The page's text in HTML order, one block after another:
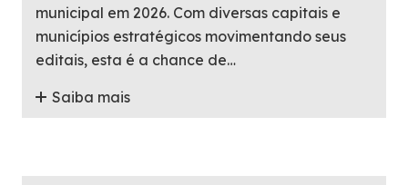
municipal em 2026. Com diversas capitais e
municípios estratégicos movimentando seus
editais, esta é a chance de…
Saiba mais